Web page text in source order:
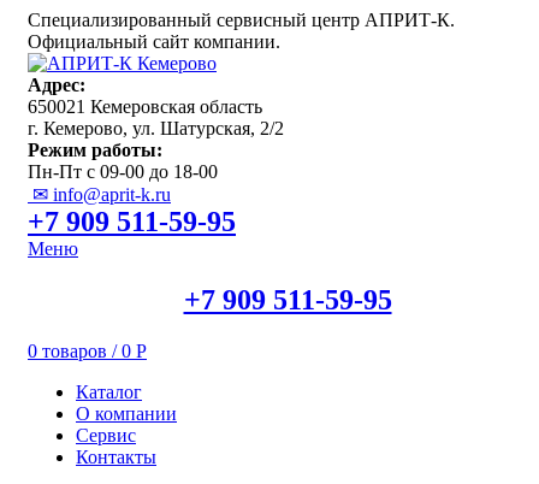
Специализированный сервисный центр АПРИТ-К.
Официальный сайт компании.
Адрес:
650021 Кемеровская область
г. Кемерово, ул. Шатурская, 2/2
Режим работы:
Пн-Пт с 09-00 до 18-00
✉ info@aprit-k.ru
+7 909 511-59-95
Меню
+7 909 511-59-95
0 товаров / 0 Р
Каталог
О компании
Сервис
Контакты